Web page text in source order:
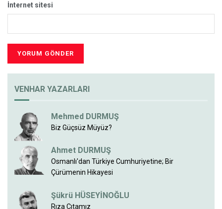
İnternet sitesi
VENHAR YAZARLARI
Mehmed DURMUŞ
Biz Güçsüz Müyüz?
Ahmet DURMUŞ
Osmanlı'dan Türkiye Cumhuriyetine; Bir
Çürümenin Hikayesi
Şükrü HÜSEYİNOĞLU
Rıza Çıtamız